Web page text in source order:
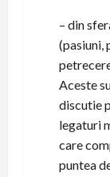
– din
(pasiuni,
Aceste
discutie
legaturi
care
puntea